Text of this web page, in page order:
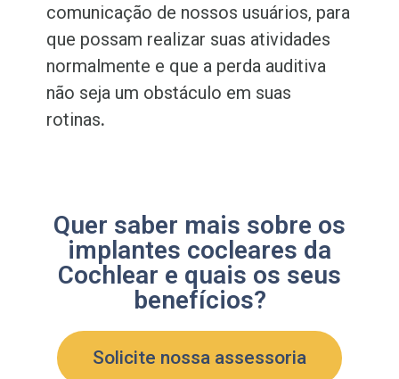
comunicação de nossos usuários, para
que possam realizar suas atividades
normalmente e que a perda auditiva
não seja um obstáculo em suas
rotinas.
Quer saber mais sobre os
implantes cocleares da
Cochlear e quais os seus
benefícios?
Solicite nossa assessoria